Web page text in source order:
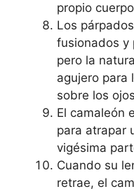
propio
Los
fusionados y
pero la
agujero para
sobre los
El camaleón
para atrapar
vigésima
Cuando su
retrae, el